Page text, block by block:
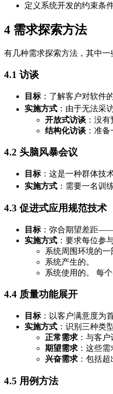
定义系统开发的约束条件
4 需求探索方法
有几种需求探索方法，其中一
4.1 访谈
目标：了解客户对软件
实施方式 ：由于无法采
开放式访谈 ：没
结构化访谈 ：准
4.2 头脑风暴会议
目标：这是一种群体技
实施方式 ：需要一名训
4.3 促进式应用规范技术
目标：弥合期望差距——
实施方式 ：要求每位参
系统周围环境的一
系统产生的。
系统使用的。 每
4.4 质量功能展开
目标：以客户满意度为
实施方式 ：识别三种类
正常需求 ：与客
期望需求 ：这些
兴奋需求 ：包括
4.5 用例方法